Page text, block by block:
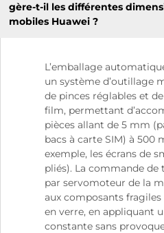
gère-t-il les différentes
mobiles Huawei ?
L’emballage
un système d’outillage
de pinces réglables et
film, permettant
pièces allant de 5 mm
bacs à carte SIM) à 500
exemple, les écrans de
pliés). La commande de
par servomoteur de la
aux composants fragiles
en verre, en appliquant
constante sans